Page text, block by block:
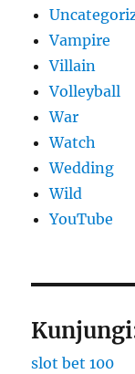
Vampire
Villain
Volleyball
War
Watch
Wedding
Wild
YouTube
slot bet 100